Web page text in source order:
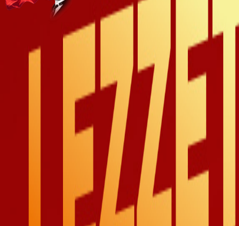
Mersin Büyükşehir Belediyesi
Kampanya